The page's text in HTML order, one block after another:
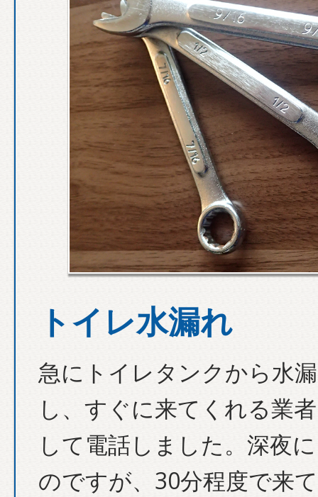
トイレ水漏れ
急にトイレタンクから水
し、すぐに来てくれる業
して電話しました。深夜
のですが、30分程度で来